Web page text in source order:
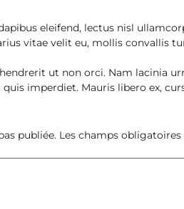
eleifend, lectus nisl
vitae velit eu, mollis convallis
ut non orci. Nam lacinia
imperdiet. Mauris libero ex,
publiée. Les champs